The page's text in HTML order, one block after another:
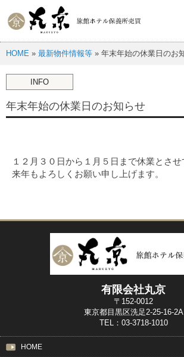
HOME » 最新物件情報等 » 年末年始の休業日のお
INFO
年末年始の休業日のお知らせ
１２月３０日から１月５日まで休業とさせ
来年もよろしくお願い申し上げます。
有限会社丸京
〒152-0012
東京都目黒区洗足2-25-16-2A
TEL：03-3718-1010
HOME